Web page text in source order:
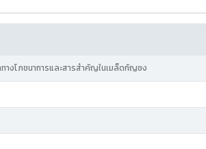
งโภชนาการและสารสำคัญในเมล็ดกัญชง